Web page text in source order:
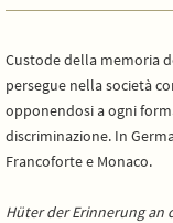
Custode della memoria
persegue nella società
opponendosi a ogni
discriminazione. In
Francoforte e Monaco.
Hüter der Erinnerung an